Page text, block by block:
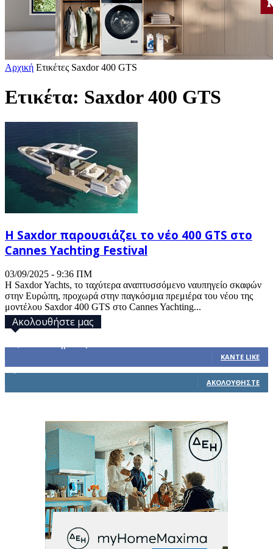
Αρχική Ετικέτες Saxdor 400 GTS
Ετικέτα: Saxdor 400 GTS
Η Saxdor παρουσιάζει το νέο 400 GTS στο
Cannes Yachting Festival
03/09/2025 - 9:36 ΠΜ
Η Saxdor Yachts, το ταχύτερα αναπτυσσόμενο ναυπηγείο σκαφών
στην Ευρώπη, προχωρά στην παγκόσμια πρεμιέρα του νέου της
μοντέλου Saxdor 400 GTS στο Cannes Yachting...
Ακολουθήστε μας
ΚΆΝΤΕ LIKE
ΑΚΟΛΟΥΘΉΣΤΕ